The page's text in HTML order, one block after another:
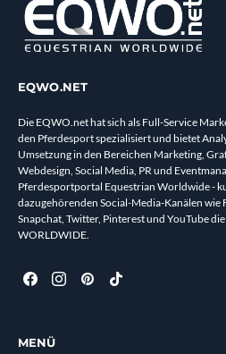
EQWO.NET
Die EQWO.net hat sich als Full-Service
den Pferdesport spezialisiert und bietet
Umsetzung in den Bereichen Marketing,
Webdesign, Social Media, PR und
Pferdesportportal Equestrian Worldwide -
dazugehörenden Social-Media-Kanälen wie
Snapchat, Twitter, Pinterest und YouTube
WORLDWIDE.
MENÜ